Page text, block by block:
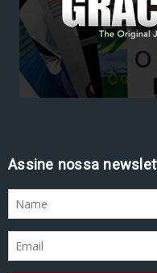
Assine nossa